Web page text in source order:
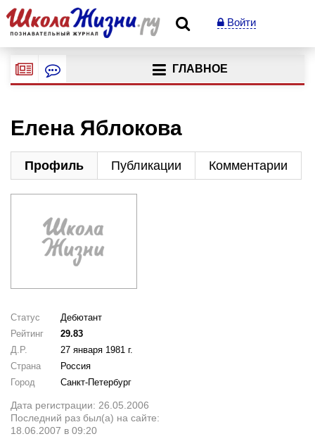
Войти
ГЛАВНОЕ
Елена Яблокова
Профиль Публикации Комментарии
Статус
Дебютант
Рейтинг
29.83
Д.Р.
27 января 1981 г.
Страна
Россия
Город
Санкт-Петербург
Дата регистрации: 26.05.2006
Последний раз был(а) на сайте:
18.06.2007 в 09:20